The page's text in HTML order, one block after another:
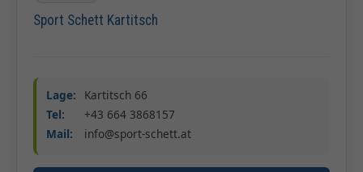
Sport Schett Kartitsch
Lage:
Kartitsch 66
Tel:
+43 664 3868157
Mail:
info@sport-schett.at